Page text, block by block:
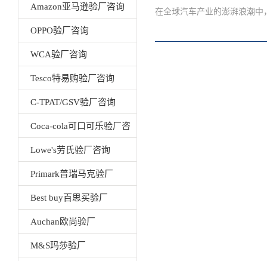
Amazon亚马逊验厂咨询
OPPO验厂咨询
WCA验厂咨询
Tesco特易购验厂咨询
C-TPAT/GSV验厂咨询
Coca-cola可口可乐验厂咨
询
Lowe's劳氏验厂咨询
Primark普瑞马克验厂
Best buy百思买验厂
Auchan欧尚验厂
M&S玛莎验厂
能源汽车制造商之一，其拥
▍BYD审厂/比亚迪招标审核
敢地踏上了这条充满挑战的
品质稳定性；到管理体系流
在全球汽车产业的澎湃浪潮